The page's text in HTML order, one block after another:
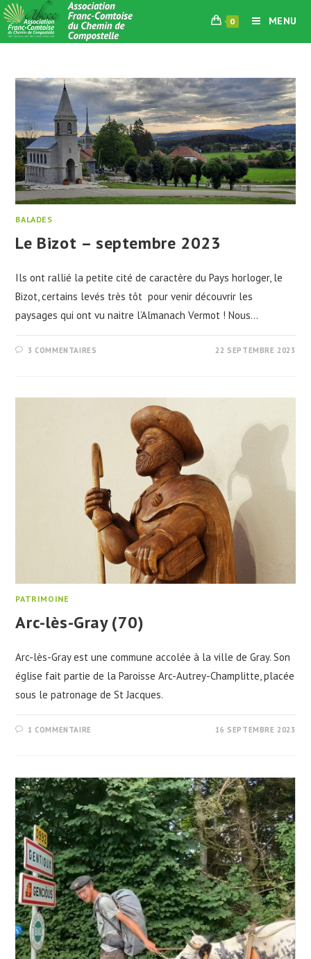
Skip
to
content
0 MENU
BALADES
Le Bizot – septembre 2023
Ils ont rallié la petite cité de caractère du Pays horloger, le
Bizot, certains levés très tôt pour venir découvrir les
paysages qui ont vu naitre l’Almanach Vermot ! Nous…
3 COMMENTAIRES 22 SEPTEMBRE 2023
PATRIMOINE
Arc-lès-Gray (70)
Arc-lès-Gray est une commune accolée à la ville de Gray. Son
église fait partie de la Paroisse Arc-Autrey-Champlitte, placée
sous le patronage de St Jacques.
1 COMMENTAIRE 16 SEPTEMBRE 2023